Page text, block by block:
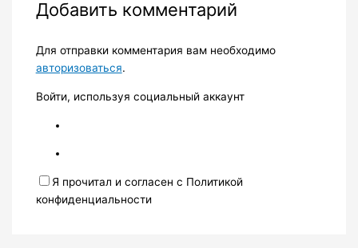
Добавить комментарий
Для отправки комментария вам необходимо
авторизоваться.
Войти, используя социальный аккаунт
Я прочитал и согласен с Политикой
конфиденциальности